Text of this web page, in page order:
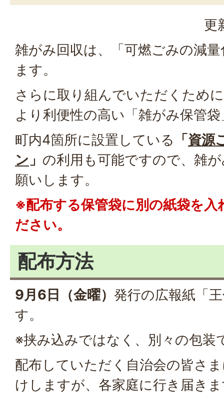
更
雑がみ回収は、「可燃ごみの減
ます。
さらに取り組んでいただくため
より利便性の高い「雑がみ保管
町内4箇所に設置している
「資源
ン 」 の利用も可能ですので、雑
願いします。
※配布する保管袋に別の紙袋を
ださい。
配布方法
9月6日（金曜） 発行の広報紙「
す。
※挟み込みではなく、別々の包装
配布していただく自治会の皆さ
けしますが、各家庭に行き届き